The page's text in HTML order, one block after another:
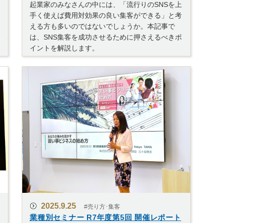
起業家のみなさんの中には、「流行りのSNSを上
手く使えば費用対効果の良い集客ができる」と考
える方も多いのではないでしょうか。本記事で
は、SNS集客を成功させるために押さえるべきポ
イントを解説します。
2025.9.25 #売り方･集客
業種別セミナー R7年度第5回 開催レポート